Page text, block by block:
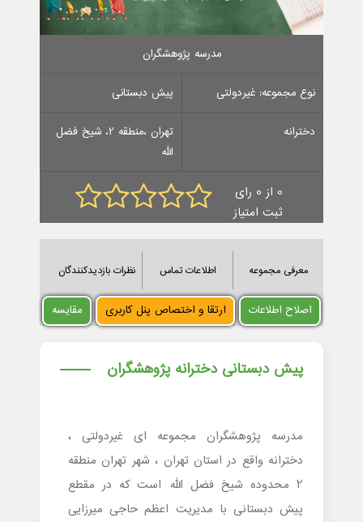
مدرسه پژوهشگران
نوع مجموعه: غیردولتی پیش دبستانی
دخترانه
تهران ،منطقه 2، شیخ فضل
الله
0 از 0 رای
ثبت امتیاز
معرفی مجموعه اطلاعات تماس نظرات بازدیدکنندگان
اصلاح اطلاعات ارتقا و اختصاص پنل کاربری مقایسه
پیش دبستانی دخترانه پژوهشگران
مدرسه پژوهشگران مجموعه ای غیردولتی ،
دخترانه واقع در استان تهران ، شهر تهران منطقه
2 محدوده شیخ فضل الله است که در مقطع
پیش دبستانی با مدیریت اعظم حاجی میرزایی